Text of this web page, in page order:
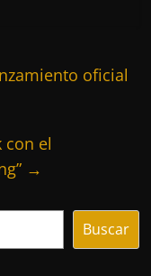
oficial
con el
→
Buscar